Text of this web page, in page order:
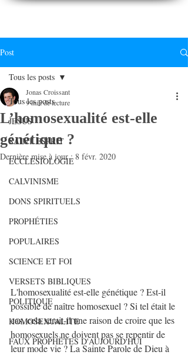
Post
Tous les posts
JESUS
SAINT ESPRIT
ECCLESIOLOGIE
CALVINISME
DONS SPIRITUELS
PROPHÉTIES
POPULAIRES
SCIENCE ET FOI
VERSETS BIBLIQUES
POLITIQUE
HOMOSEXUALITE
FAUX PROPHÈTES D'AUJOURD'HUI
Tous les posts
L’homosexualité est-elle
génétique ?
Jonas Croissant
9 min de lecture
Dernière mise à jour :8 févr. 2020
L'homosexualité est-elle génétique ? Est-il
possible de naître homosexuel ? Si tel était le
cas, cela serait-il une raison de croire que les
homosexuels ne doivent pas se repentir de
leur mode vie ? La Sainte Parole de Dieu à